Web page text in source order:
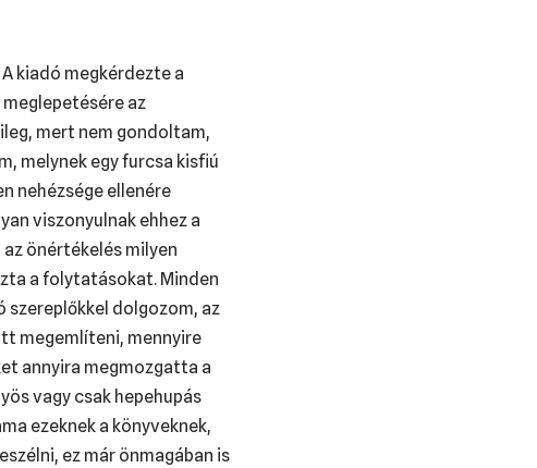
kiadó megkérdezte a
az
mert nem gondoltam,
melynek egy furcsa kisfiú
nehézsége ellenére
viszonyulnak ehhez a
önértékelés milyen
a folytatásokat. Minden
szereplőkkel dolgozom, az
megemlíteni, mennyire
annyira megmozgatta a
vagy csak hepehupás
ezeknek a könyveknek,
ez már önmagában is